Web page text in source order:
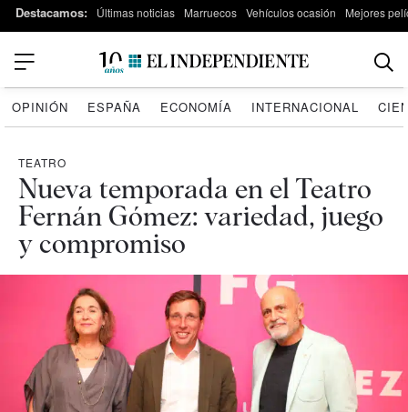
Destacamos: Últimas noticias Marruecos Vehículos ocasión Mejores
OPINIÓN ESPAÑA ECONOMÍA INTERNACIONAL
TEATRO
Nueva temporada en el Teatro
Fernán Gómez: variedad, juego
y compromiso